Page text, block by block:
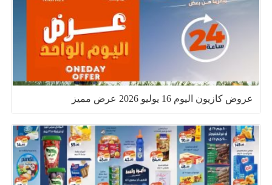
عروض كازيون اليوم 16 يوليو 2026 عرض مميز